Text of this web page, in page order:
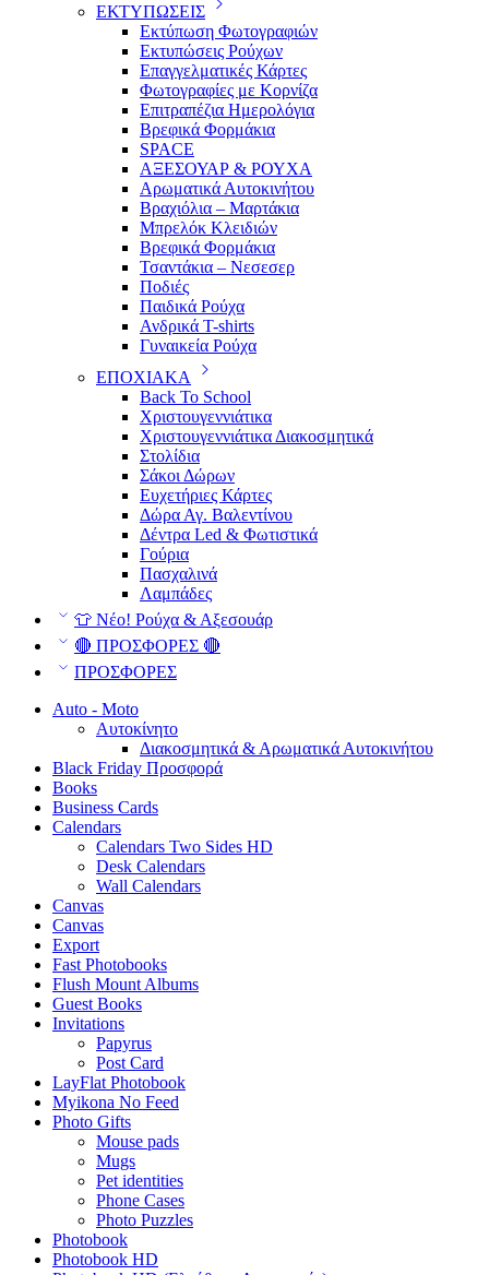
ΕΚΤΥΠΩΣΕΙΣ
Εκτύπωση Φωτογραφιών
Εκτυπώσεις Ρούχων
Επαγγελματικές Κάρτες
Φωτογραφίες με Κορνίζα
Επιτραπέζια Ημερολόγια
Βρεφικά Φορμάκια
SPACE
ΑΞΕΣΟΥΑΡ & ΡΟΥΧΑ
Αρωματικά Αυτοκινήτου
Βραχιόλια – Μαρτάκια
Μπρελόκ Κλειδιών
Βρεφικά Φορμάκια
Τσαντάκια – Νεσεσερ
Ποδιές
Παιδικά Ρούχα
Ανδρικά T-shirts
Γυναικεία Ρούχα
ΕΠΟΧΙΑΚΑ
Back To School
Χριστουγεννιάτικα
Χριστουγεννιάτικα Διακοσμητικά
Στολίδια
Σάκοι Δώρων
Ευχετήριες Κάρτες
Δώρα Αγ. Βαλεντίνου
Δέντρα Led & Φωτιστικά
Γούρια
Πασχαλινά
Λαμπάδες
👕 Νέο! Ρούχα & Αξεσουάρ
🔴 ΠΡΟΣΦΟΡΕΣ 🔴
ΠΡΟΣΦΟΡΕΣ
Auto - Moto
Αυτοκίνητο
Διακοσμητικά & Αρωματικά Αυτοκινήτου
Black Friday Προσφορά
Books
Business Cards
Calendars
Calendars Two Sides HD
Desk Calendars
Wall Calendars
Canvas
Canvas
Export
Fast Photobooks
Flush Mount Albums
Guest Books
Invitations
Papyrus
Post Card
LayFlat Photobook
Myikona No Feed
Photo Gifts
Mouse pads
Mugs
Pet identities
Phone Cases
Photo Puzzles
Photobook
Photobook HD